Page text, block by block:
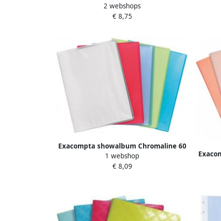
tassen
2 webshops
€ 8,75
Exacompta showalbum Chromaline 60
tassen geassorteerde kleuren
1 webshop
€ 8,09